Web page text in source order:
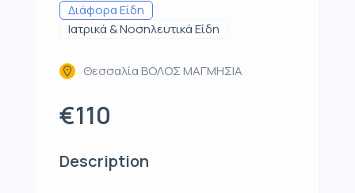
Διάφορα Είδη
Ιατρικά & Νοσηλευτικά Είδη
Θεσσαλία ΒΟΛΟΣ ΜΑΓΜΗΣΙΑ
€110
Description